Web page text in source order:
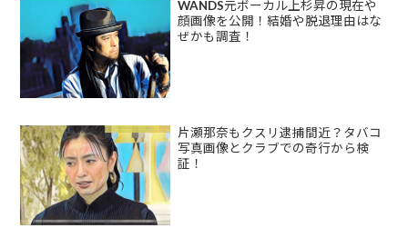
WANDS元ボーカル上杉昇の現在や
顔画像を公開！結婚や脱退理由はな
ぜかも調査！
片瀬那奈もクスリ逮捕間近？タバコ
写真画像とクラブでの奇行から検
証！